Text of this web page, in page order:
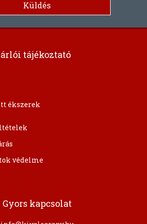
tájékoztató
ékszerek
védelme
Gyors kapcsolat